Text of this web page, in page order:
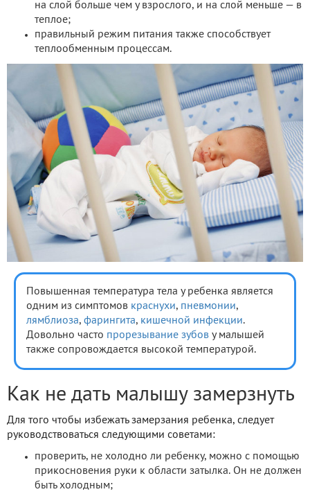
на слой больше чем у взрослого, и на слой меньше — в
теплое;
правильный режим питания также способствует
теплообменным процессам.
Повышенная температура тела у ребенка является
одним из симптомов краснухи, пневмонии,
лямблиоза, фарингита, кишечной инфекции.
Довольно часто прорезывание зубов у малышей
также сопровождается высокой температурой.
Как не дать малышу замерзнуть
Для того чтобы избежать замерзания ребенка, следует
руководствоваться следующими советами:
проверить, не холодно ли ребенку, можно с помощью
прикосновения руки к области затылка. Он не должен
быть холодным;